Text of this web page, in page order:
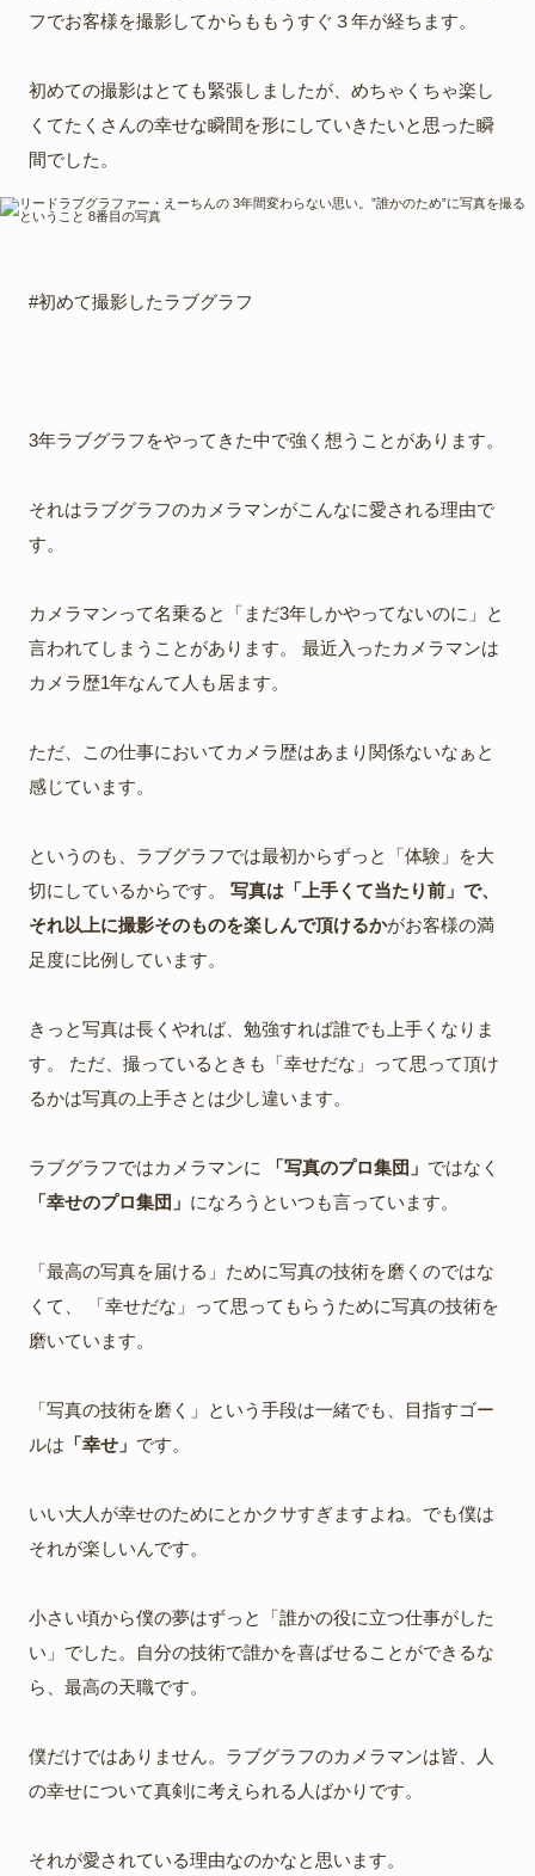
フでお客様を撮影してからももうすぐ３年が経ちます。
初めての撮影はとても緊張しましたが、めちゃくちゃ楽し
くてたくさんの幸せな瞬間を形にしていきたいと思った瞬
間でした。
#初めて撮影したラブグラフ
3年ラブグラフをやってきた中で強く想うことがあります。
それはラブグラフのカメラマンがこんなに愛される理由で
す。
カメラマンって名乗ると「まだ3年しかやってないのに」と
言われてしまうことがあります。 最近入ったカメラマンは
カメラ歴1年なんて人も居ます。
ただ、この仕事においてカメラ歴はあまり関係ないなぁと
感じています。
というのも、ラブグラフでは最初からずっと「体験」を大
切にしているからです。 写真は「上手くて当たり前」で、
それ以上に撮影そのものを楽しんで頂けるかがお客様の満
足度に比例しています。
きっと写真は長くやれば、勉強すれば誰でも上手くなりま
す。 ただ、撮っているときも「幸せだな」って思って頂け
るかは写真の上手さとは少し違います。
ラブグラフではカメラマンに 「写真のプロ集団」 ではなく
「幸せのプロ集団」 になろうといつも言っています。
「最高の写真を届ける」ために写真の技術を磨くのではな
くて、 「幸せだな」って思ってもらうために写真の技術を
磨いています。
「写真の技術を磨く」という手段は一緒でも、目指すゴー
ルは 「幸せ」 です。
いい大人が幸せのためにとかクサすぎますよね。でも僕は
それが楽しいんです。
小さい頃から僕の夢はずっと「誰かの役に立つ仕事がした
い」でした。自分の技術で誰かを喜ばせることができるな
ら、最高の天職です。
僕だけではありません。ラブグラフのカメラマンは皆、人
の幸せについて真剣に考えられる人ばかりです。
それが愛されている理由なのかなと思います。